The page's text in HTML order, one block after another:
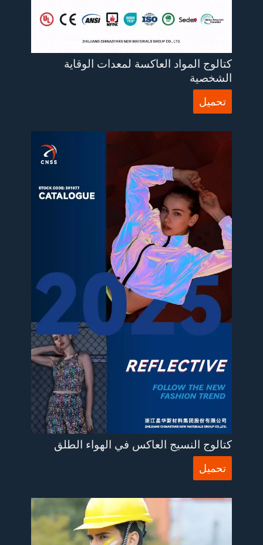
كتالوج المواد العاكسة لمعدات الوقاية
الشخصية
تحميل
كتالوج النسيج العاكس في الهواء الطلق
تحميل